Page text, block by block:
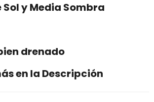
Sol y Media Sombra
drenado
en la Descripción